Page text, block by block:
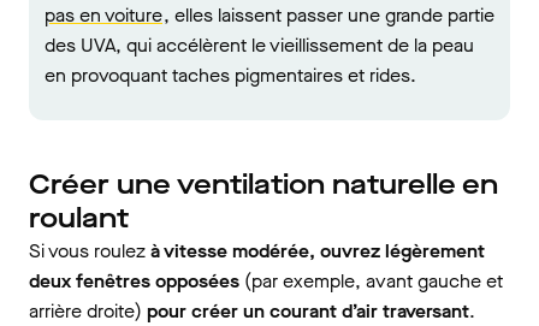
pas en voiture, elles laissent passer une grande partie
des UVA, qui accélèrent le vieillissement de la peau
en provoquant taches pigmentaires et rides.
Créer une ventilation naturelle en
roulant
Si vous roulezà vitesse modérée, ouvrez légèrement
deux fenêtres opposées (par exemple, avant gauche et
arrière droite) pour créer un courant d’air traversant.